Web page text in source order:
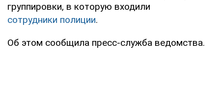
группировки, в которую входили
сотрудники полиции.
Об этом сообщила пресс-служба ведомства.